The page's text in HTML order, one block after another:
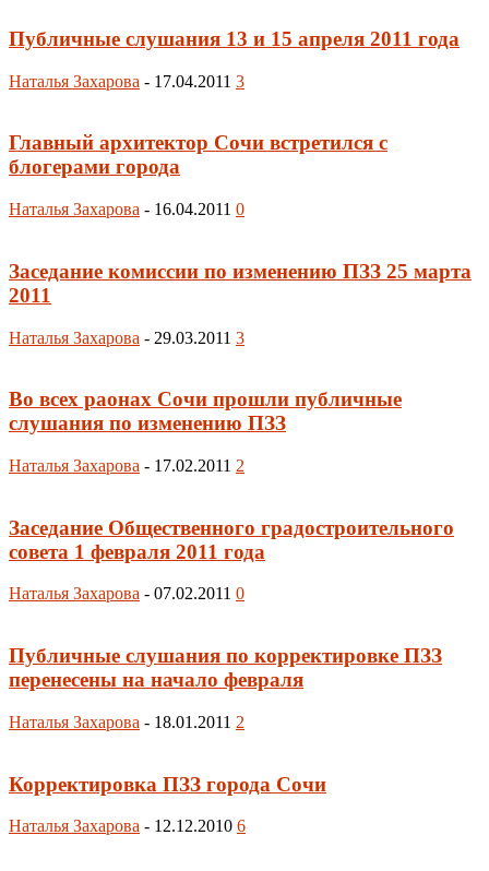
Публичные слушания 13 и 15 апреля 2011 года
Наталья Захарова - 17.04.2011 3
Главный архитектор Сочи встретился с
блогерами города
Наталья Захарова - 16.04.2011 0
Заседание комиссии по изменению ПЗЗ 25 марта
2011
Наталья Захарова - 29.03.2011 3
Во всех раонах Сочи прошли публичные
слушания по изменению ПЗЗ
Наталья Захарова - 17.02.2011 2
Заседание Общественного градостроительного
совета 1 февраля 2011 года
Наталья Захарова - 07.02.2011 0
Публичные слушания по корректировке ПЗЗ
перенесены на начало февраля
Наталья Захарова - 18.01.2011 2
Корректировка ПЗЗ города Сочи
Наталья Захарова - 12.12.2010 6